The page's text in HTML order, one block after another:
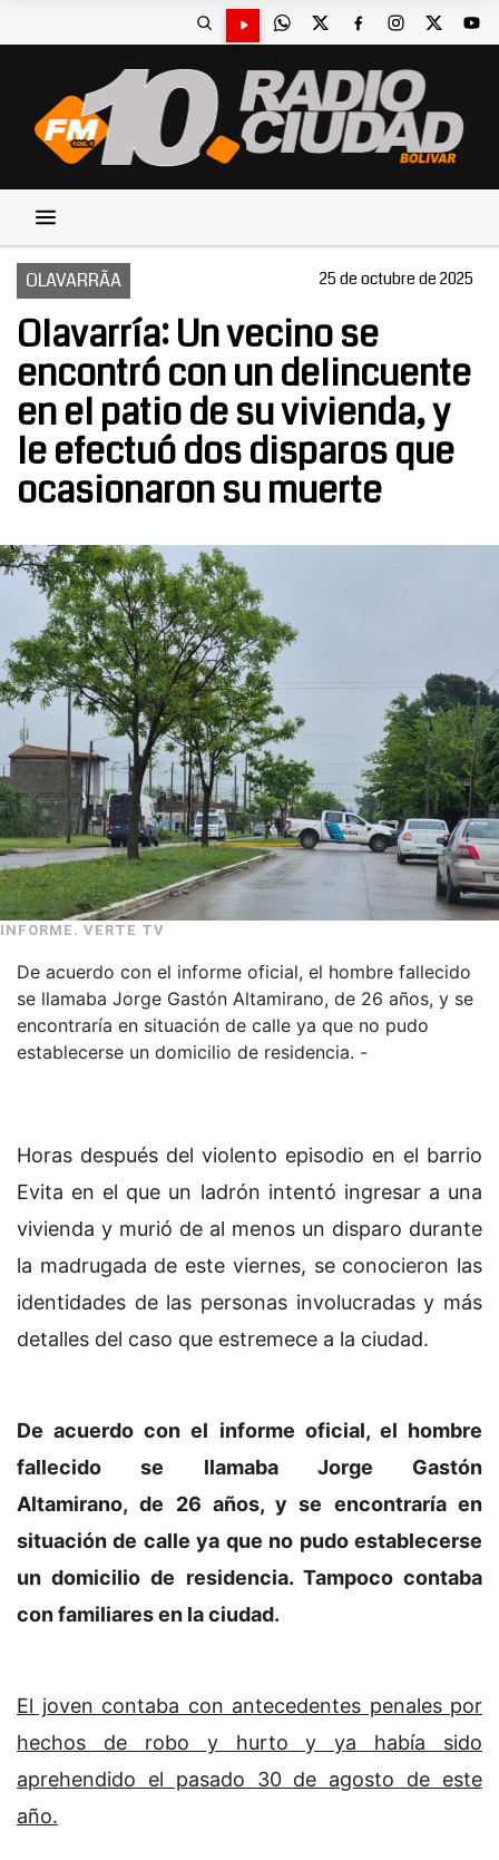
OLAVARRÃA 25 de octubre de 2025
Olavarría: Un vecino se
encontró con un delincuente
en el patio de su vivienda, y
le efectuó dos disparos que
ocasionaron su muerte
INFORME. VERTE TV
De acuerdo con el informe oficial, el hombre fallecido
se llamaba Jorge Gastón Altamirano, de 26 años, y se
encontraría en situación de calle ya que no pudo
establecerse un domicilio de residencia. -
Horas después del violento episodio en el barrio
Evita en el que un ladrón intentó ingresar a una
vivienda y murió de al menos un disparo durante
la madrugada de este viernes, se conocieron las
identidades de las personas involucradas y más
detalles del caso que estremece a la ciudad.
De acuerdo con el informe oficial, el hombre
fallecido se llamaba Jorge Gastón
Altamirano, de 26 años, y se encontraría en
situación de calle ya que no pudo establecerse
un domicilio de residencia. Tampoco contaba
con familiares en la ciudad.
El joven contaba con antecedentes penales por
hechos de robo y hurto y ya había sido
aprehendido el pasado 30 de agosto de este
año.